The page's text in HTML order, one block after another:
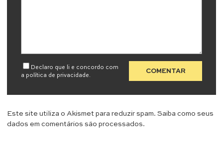
Declaro que li e concordo com
a política de privacidade.
Este site utiliza o Akismet para reduzir spam. Saiba como seus
dados em comentários são processados.